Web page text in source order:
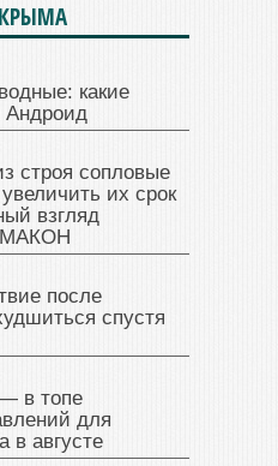
какие
Андроид
строя сопловые
их срок
взгляд
после
спустя
в топе
для
в августе